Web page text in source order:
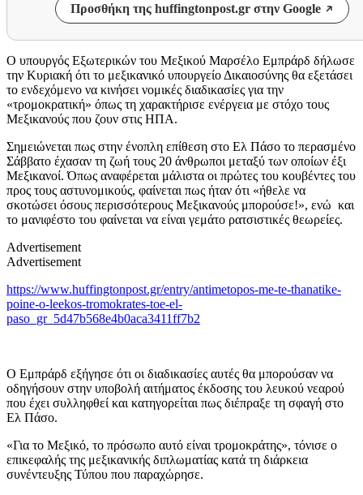
Προσθήκη της huffingtonpost.gr στην Google
Ο υπουργός Εξωτερικών του Μεξικού Μαρσέλο Εμπράρδ δήλωσε
την Κυριακή ότι το μεξικανικό υπουργείο Δικαιοσύνης θα εξετάσει
το ενδεχόμενο να κινήσει νομικές διαδικασίες για την
«τρομοκρατική» όπως τη χαρακτήρισε ενέργεια με στόχο τους
Μεξικανούς που ζουν στις ΗΠΑ.
Σημειώνεται πως στην ένοπλη επίθεση στο Ελ Πάσο το περασμένο
Σάββατο έχασαν τη ζωή τους 20 άνθρωποι μεταξύ των οποίων έξι
Μεξικανοί. Όπως αναφέρεται μάλιστα οι πρώτες του κουβέντες του
προς τους αστυνομικούς, φαίνεται πως ήταν ότι «ήθελε να
σκοτώσει όσους περισσότερους Μεξικανούς μπορούσε!», ενώ και
το μανιφέστο του φαίνεται να είναι γεμάτο ρατσιστικές θεωρείες.
Advertisement
Advertisement
https://www.huffingtonpost.gr/entry/antimetopos-me-te-thanatike-
poine-o-leekos-tromokrates-toe-el-
paso_gr_5d47b568e4b0aca3411ff7b2
Ο Εμπράρδ εξήγησε ότι οι διαδικασίες αυτές θα μπορούσαν να
οδηγήσουν στην υποβολή αιτήματος έκδοσης του λευκού νεαρού
που έχει συλληφθεί και κατηγορείται πως διέπραξε τη σφαγή στο
Ελ Πάσο.
«Για το Μεξικό, το πρόσωπο αυτό είναι τρομοκράτης», τόνισε ο
επικεφαλής της μεξικανικής διπλωματίας κατά τη διάρκεια
συνέντευξης Τύπου που παραχώρησε.